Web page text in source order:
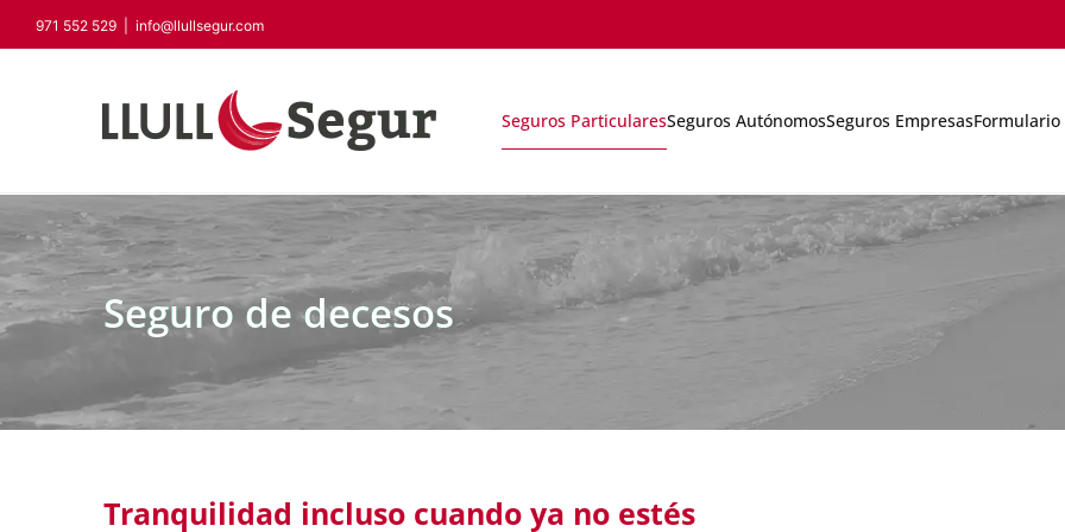
971 552 529 info@llullsegur.com
Seguros ParticularesSeguros AutónomosSeguros Empresas
Seguro de decesos
Tranquilidad incluso cuando ya no estés